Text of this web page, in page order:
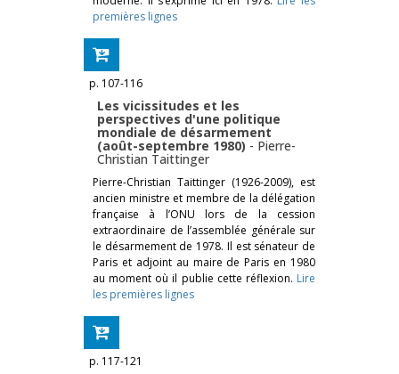
premières lignes
p. 107-116
Les vicissitudes et les
perspectives d'une politique
mondiale de désarmement
(août-septembre 1980) - Pierre-
Christian Taittinger
Pierre-Christian Taittinger (1926-2009), est
ancien ministre et membre de la délégation
française à l’ONU lors de la cession
extraordinaire de l’assemblée générale sur
le désarmement de 1978. Il est sénateur de
Paris et adjoint au maire de Paris en 1980
au moment où il publie cette réflexion. Lire
les premières lignes
p. 117-121